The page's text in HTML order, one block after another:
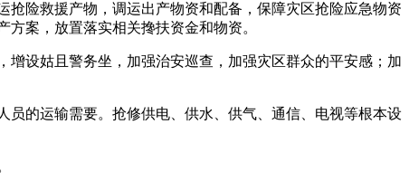
险救援产物，调运出产物资和配备，保障灾区抢险应急物资
案，放置落实相关搀扶资金和物资。
设姑且警务坐，加强治安巡查，加强灾区群众的平安感；加
的运输需要。抢修供电、供水、供气、通信、电视等根本设